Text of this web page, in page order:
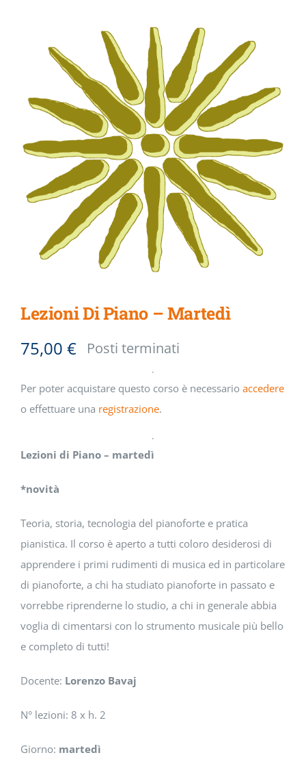
ATTIVITÀ EDITORIALE
Lezioni Di Piano – Martedì
75,00 € Posti terminati
Per poter acquistare questo corso è necessario accedere
o effettuare una registrazione.
Lezioni di Piano – martedì
*novità
Teoria, storia, tecnologia del pianoforte e pratica
pianistica. Il corso è aperto a tutti coloro desiderosi di
apprendere i primi rudimenti di musica ed in particolare
di pianoforte, a chi ha studiato pianoforte in passato e
vorrebbe riprenderne lo studio, a chi in generale abbia
voglia di cimentarsi con lo strumento musicale più bello
e completo di tutti!
Docente: Lorenzo Bavaj
N° lezioni: 8 x h. 2
Giorno: martedì